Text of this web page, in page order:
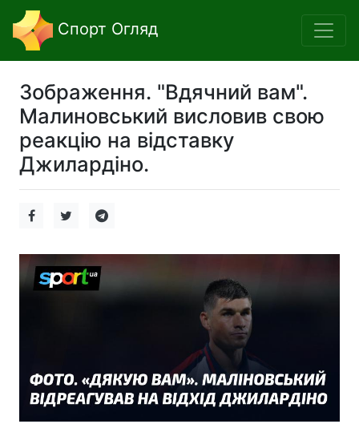
Спорт Огляд
Зображення. "Вдячний вам".
Малиновський висловив свою
реакцію на відставку
Джилардіно.